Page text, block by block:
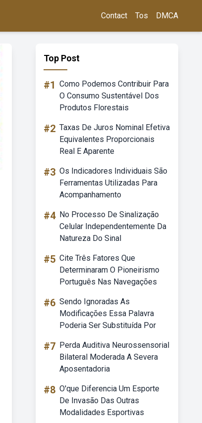
Contact Tos DMCA
Top Post
#1 Como Podemos Contribuir Para
O Consumo Sustentável Dos
Produtos Florestais
#2 Taxas De Juros Nominal Efetiva
Equivalentes Proporcionais
Real E Aparente
#3 Os Indicadores Individuais São
Ferramentas Utilizadas Para
Acompanhamento
#4 No Processo De Sinalização
Celular Independentemente Da
Natureza Do Sinal
#5 Cite Três Fatores Que
Determinaram O Pioneirismo
Português Nas Navegações
#6 Sendo Ignoradas As
Modificações Essa Palavra
Poderia Ser Substituída Por
#7 Perda Auditiva Neurossensorial
Bilateral Moderada A Severa
Aposentadoria
#8 O'que Diferencia Um Esporte
De Invasão Das Outras
Modalidades Esportivas